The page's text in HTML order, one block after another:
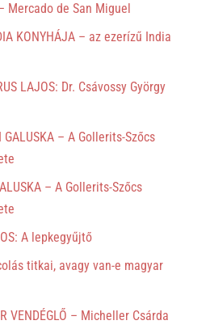
Mercado de San Miguel
KONYHÁJA – az ezerízű India
LAJOS: Dr. Csávossy György
GALUSKA – A Gollerits-Szőcs
– A Gollerits-Szőcs
A lepkegyűjtő
titkai, avagy van-e magyar
VENDÉGLŐ – Micheller Csárda